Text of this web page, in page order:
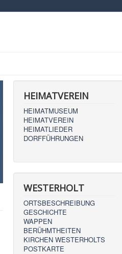
HEIMATVEREIN
HEIMATMUSEUM
HEIMATVEREIN
HEIMATLIEDER
DORFFÜHRUNGEN
WESTERHOLT
ORTSBESCHREIBUNG
GESCHICHTE
WAPPEN
BERÜHMTHEITEN
KIRCHEN WESTERHOLTS
POSTKARTE